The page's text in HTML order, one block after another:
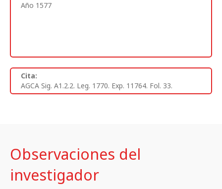
Año 1577
Cita:
AGCA Sig. A1.2.2. Leg. 1770. Exp. 11764. Fol. 33.
Observaciones del
investigador